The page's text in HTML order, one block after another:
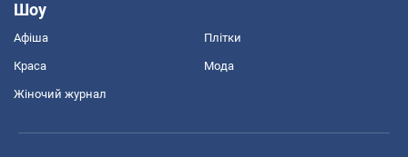
Шоу
Афіша Плітки
Краса Мода
Жіночий журнал